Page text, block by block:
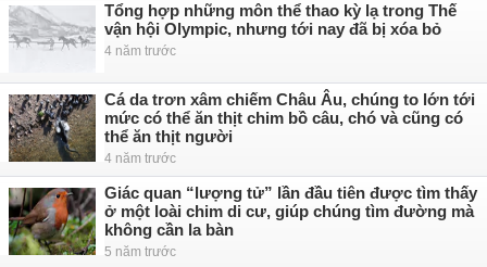
Tổng hợp những môn thể thao kỳ lạ trong Thế
vận hội Olympic, nhưng tới nay đã bị xóa bỏ
4 năm trước
Cá da trơn xâm chiếm Châu Âu, chúng to lớn tới
mức có thể ăn thịt chim bồ câu, chó và cũng có
thể ăn thịt người
4 năm trước
Giác quan “lượng tử” lần đầu tiên được tìm thấy
ở một loài chim di cư, giúp chúng tìm đường mà
không cần la bàn
5 năm trước